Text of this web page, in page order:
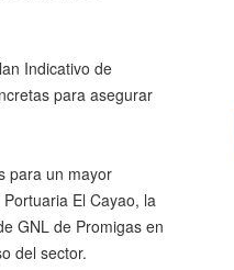
Indicativo de
para asegurar
para un mayor
El Cayao, la
GNL de Promigas en
del sector.